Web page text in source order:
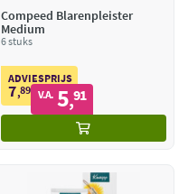
Compeed Blarenpleister
Medium
6 stuks
ADVIESPRIJS
7,89 V.A. 5,91